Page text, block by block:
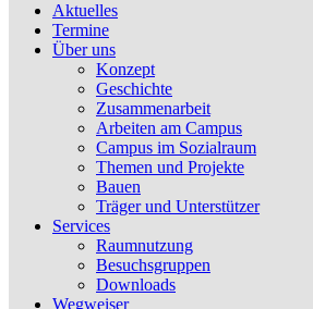
Aktuelles
Termine
Über uns
Konzept
Geschichte
Zusammenarbeit
Arbeiten am Campus
Campus im Sozialraum
Themen und Projekte
Bauen
Träger und Unterstützer
Services
Raumnutzung
Besuchsgruppen
Downloads
Wegweiser